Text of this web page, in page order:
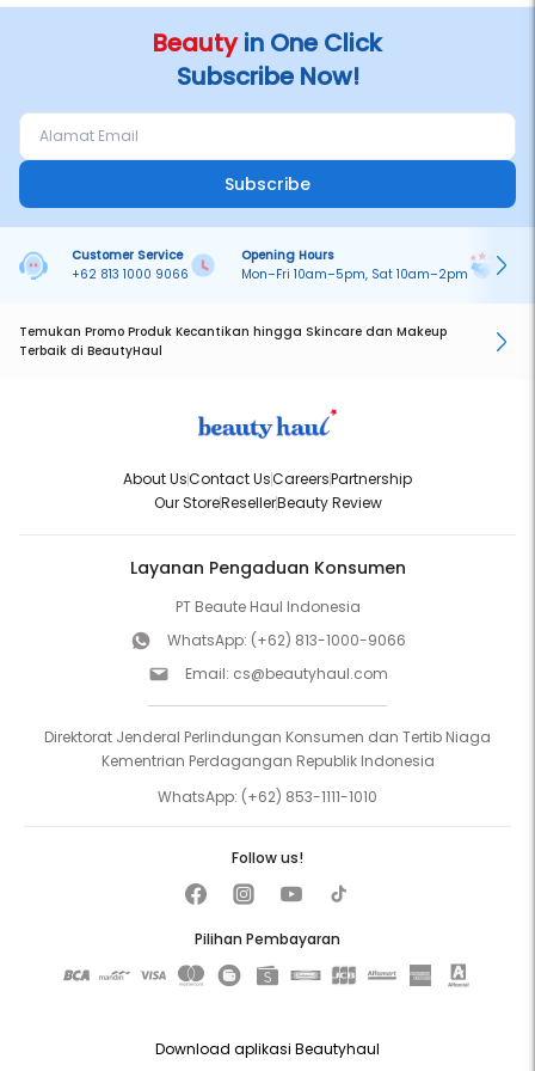
Crosspolymer-6, Parfum, Squalane, Ethylhexylglycerin, Carbomer,
Disodium EDTA, Triethanolamine, Sodium Glycerophosphate,
Cucumis Melo (Melon) Fruit Extract, Palmitoyl Tripeptide-1.
May contain: CI 77891, CI 77499, CI 77491, CI 77492, CI 16035, CI
45410.
Perhatian:
Jauhkan dari sinar matahari & tutup kemasan dengan rapat
setelah pakai
Beautyin One Click
Subscribe Now!
Subscribe
Customer Service
+62 813 1000 9066
Opening Hours
Mon–Fri 10am–5pm, Sat 10am–2pm
Temukan Promo Produk Kecantikan hingga Skincare dan Makeup
Terbaik di BeautyHaul
About UsContact UsCareersPartnership
Our StoreResellerBeauty Review
Layanan Pengaduan Konsumen
PT Beaute Haul Indonesia
WhatsApp: (+62) 813-1000-9066
Email: cs@beautyhaul.com
Direktorat Jenderal Perlindungan Konsumen dan Tertib Niaga
Kementrian Perdagangan Republik Indonesia
WhatsApp: (+62) 853-1111-1010
Pilihan Pembayaran
Follow us!
Download aplikasi Beautyhaul